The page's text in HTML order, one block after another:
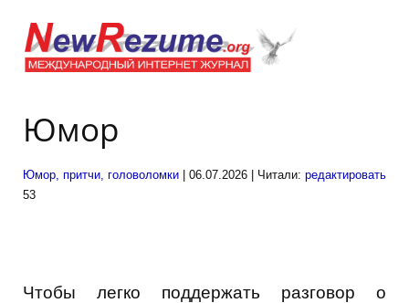
Юмор
редактировать
Юмор, притчи, головоломки | 06.07.2026 | Читали:
53
Чтобы легко поддержать разговор о